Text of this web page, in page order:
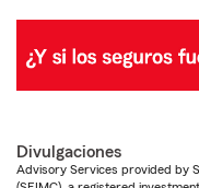
Divulgaciones
Advisory Services provided by